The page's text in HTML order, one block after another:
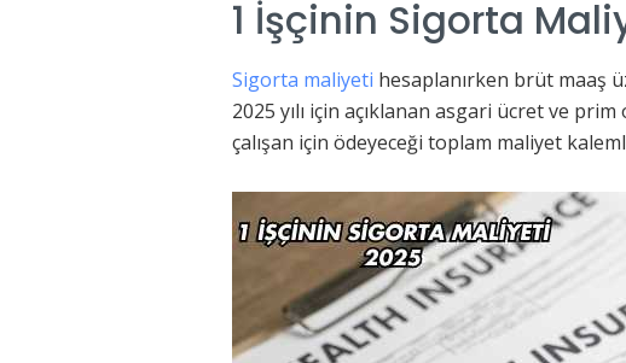
1 İşçinin Sigorta
Sigorta maliyeti hesaplanırken brüt maaş
2025 yılı için açıklanan asgari ücret ve
çalışan için ödeyeceği toplam maliyet